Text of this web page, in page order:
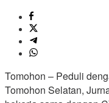
Tomohon – Peduli
Tomohon Selatan,